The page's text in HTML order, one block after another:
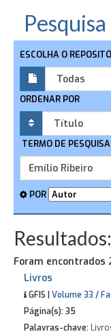
ESCOLHA O
ORDENAR POR
TERMO DE PESQUISA
POR
Resultados:
Foram encontrados
Livros
GFIS | Volume 33 /
Página(s):35
Palavras-chave: